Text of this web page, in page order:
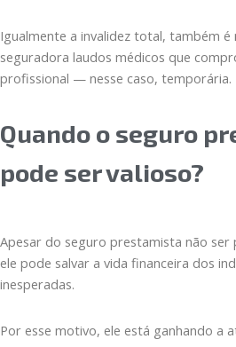
Igualmente a invalidez total, também
seguradora laudos médicos que
profissional — nesse caso, temporária.
Quando o seguro
pode ser valioso?
Apesar do seguro prestamista não ser
ele pode salvar a vida financeira dos
inesperadas.
Por esse motivo, ele está ganhando a